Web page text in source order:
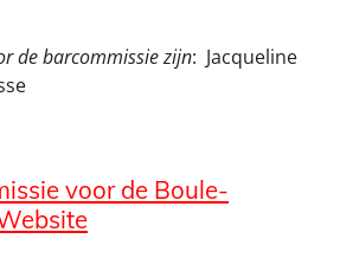
de barcommissie zijn: Jacqueline
voor de Boule-